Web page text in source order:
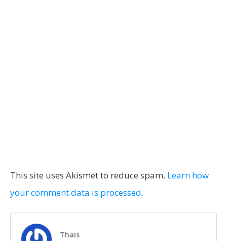
This site uses Akismet to reduce spam. Learn how
your comment data is processed.
Thais